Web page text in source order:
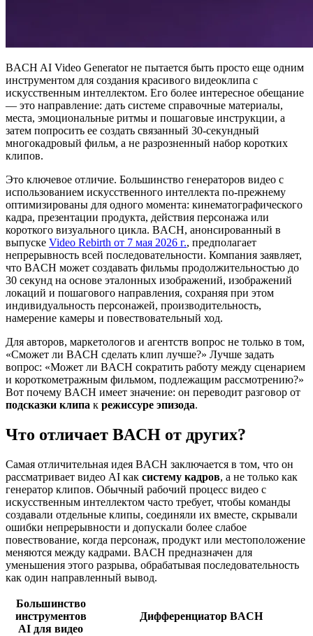
BACH AI Video Generator не пытается быть просто еще одним
инструментом для создания красивого видеоклипа с
искусственным интеллектом. Его более интересное обещание
— это направление: дать системе справочные материалы,
места, эмоциональные ритмы и пошаговые инструкции, а
затем попросить ее создать связанный 30-секундный
многокадровый фильм, а не разрозненный набор коротких
клипов.
Это ключевое отличие. Большинство генераторов видео с
использованием искусственного интеллекта по-прежнему
оптимизированы для одного момента: кинематографического
кадра, презентации продукта, действия персонажа или
короткого визуального цикла. BACH, анонсированный в
выпуске Video Rebirth от 7 мая 2026 г., предполагает
непрерывность всей последовательности. Компания заявляет,
что BACH может создавать фильмы продолжительностью до
30 секунд на основе эталонных изображений, изображений
локаций и пошагового направления, сохраняя при этом
индивидуальность персонажей, производительность,
намерение камеры и повествовательный ход.
Для авторов, маркетологов и агентств вопрос не только в том,
«Сможет ли BACH сделать клип лучше?» Лучше задать
вопрос: «Может ли BACH сократить работу между сценарием
и короткометражным фильмом, подлежащим рассмотрению?»
Вот почему BACH имеет значение: он переводит разговор от
подсказки клипа к режиссуре эпизода.
Что отличает BACH от других?
Самая отличительная идея BACH заключается в том, что он
рассматривает видео AI как систему кадров, а не только как
генератор клипов. Обычный рабочий процесс видео с
искусственным интеллектом часто требует, чтобы команды
создавали отдельные клипы, соединяли их вместе, скрывали
ошибки непрерывности и допускали более слабое
повествование, когда персонаж, продукт или местоположение
меняются между кадрами. BACH предназначен для
уменьшения этого разрыва, обрабатывая последовательность
как один направленный вывод.
Большинство
инструментов
AI для видео
Дифференциатор BACH